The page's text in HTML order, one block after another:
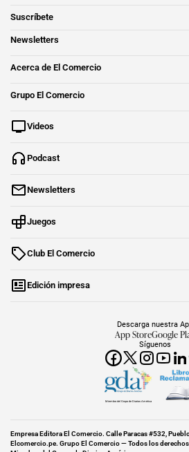
Suscríbete
Newsletters
Acerca de El Comercio
Grupo El Comercio
Videos
Podcast
Newsletters
Juegos
Club El Comercio
Edición impresa
Síguenos
Descarga nuestra
App StoreGoogle
Miembro del Grupo de Diarios América
Empresa Editora El Comercio. Calle Paracas #532,
Elcomercio.pe. Grupo El Comercio — Todos los